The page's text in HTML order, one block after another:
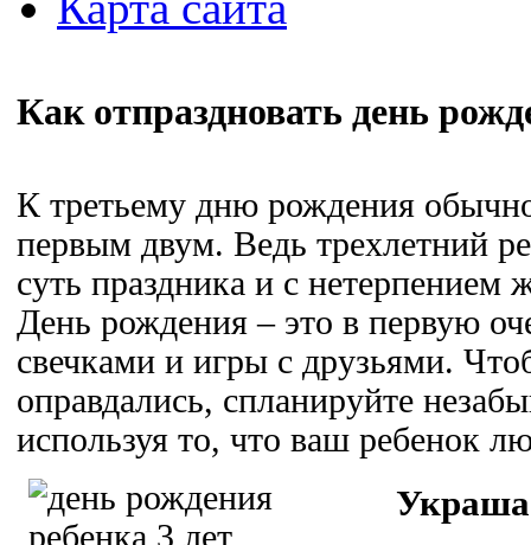
Как отпраздновать день
К третьему дню рождения
первым двум. Ведь трехлетний
суть праздника и с нетерпением
День рождения – это в первую
свечками и игры с друзьями.
оправдались, спланируйте
используя то, что ваш ребенок